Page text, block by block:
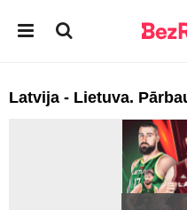
Latvija - Lietuva.